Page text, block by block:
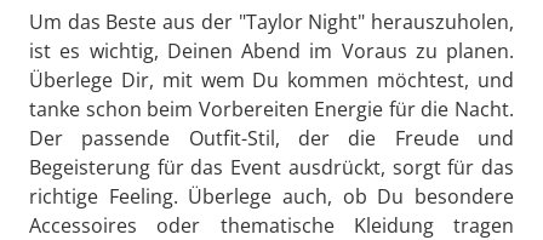
Um das Beste aus der "Taylor Night" herauszuholen,
ist es wichtig, Deinen Abend im Voraus zu planen.
Überlege Dir, mit wem Du kommen möchtest, und
tanke schon beim Vorbereiten Energie für die Nacht.
Der passende Outfit-Stil, der die Freude und
Begeisterung für das Event ausdrückt, sorgt für das
richtige Feeling. Überlege auch, ob Du besondere
Accessoires oder thematische Kleidung tragen